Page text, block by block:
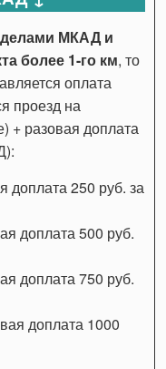
МКАД и
более 1-го км, то
оплата
проезд на
+ разовая доплата
250 руб. за
доплата 500 руб.
доплата 750 руб.
доплата 1000